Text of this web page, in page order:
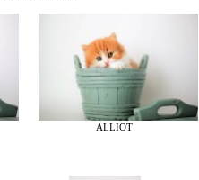
ÄLLIOT